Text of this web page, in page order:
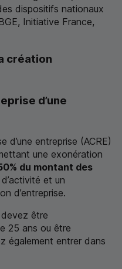
dispositifs nationaux
, Initiative France,
création
d’une
d’une entreprise (ACRE)
une exonération
du montant des
et un
d’entreprise.
devez être
25 ans ou être
également entrer dans